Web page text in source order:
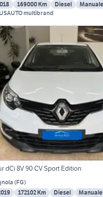
169000 Km Diesel Manuale
USAUTO multibrand
dCi 8V 90 CV Sport Edition
(FG)
172102 Km Diesel Manuale